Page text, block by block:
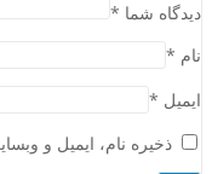
دیدگاه شما *
نام *
ایمیل *
ذخیره نام، ایمیل و